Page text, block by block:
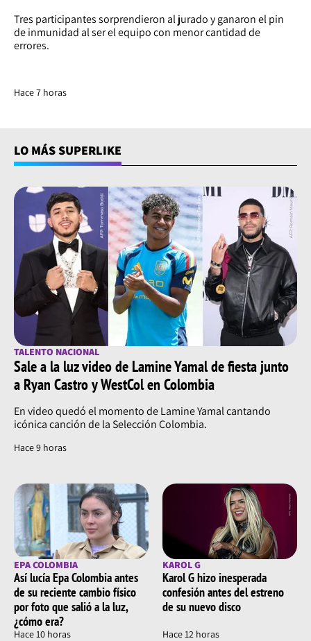
Tres participantes sorprendieron al jurado y ganaron el pin
de inmunidad al ser el equipo con menor cantidad de
errores.
Hace 7 horas
LO MÁS SUPERLIKE
TALENTO NACIONAL
Sale a la luz video de Lamine Yamal de fiesta junto
a Ryan Castro y WestCol en Colombia
En video quedó el momento de Lamine Yamal cantando
icónica canción de la Selección Colombia.
Hace 9 horas
EPA COLOMBIA
Así lucía Epa Colombia antes
de su reciente cambio físico
por foto que salió a la luz,
¿cómo era?
Hace 10 horas
KAROL G
Karol G hizo inesperada
confesión antes del estreno
de su nuevo disco
Hace 12 horas